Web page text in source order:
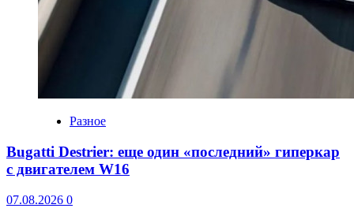
Разное
Bugatti Destrier: еще один «последний» гиперкар
с двигателем W16
07.08.2026 0